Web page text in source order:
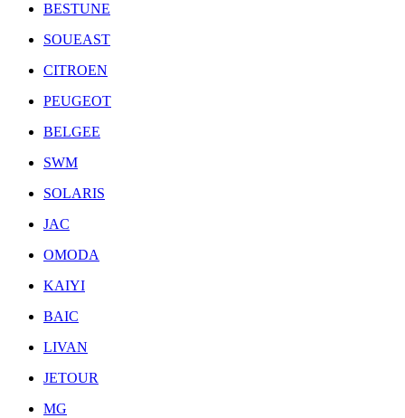
BESTUNE
SOUEAST
CITROEN
PEUGEOT
BELGEE
SWM
SOLARIS
JAC
OMODA
KAIYI
BAIC
LIVAN
JETOUR
MG